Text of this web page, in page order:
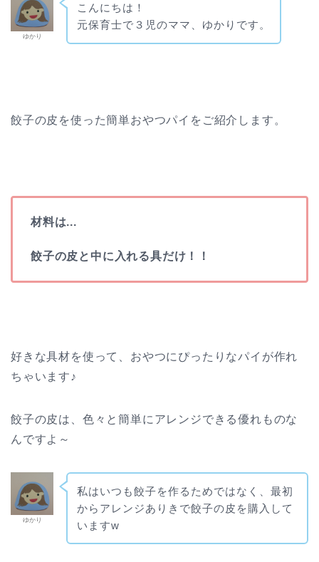
ゆかり
こんにちは！
元保育士で３児のママ、ゆかりです。
餃子の皮を使った簡単おやつパイをご紹介します。
材料は...
餃子の皮と中に入れる具だけ！！
好きな具材を使って、おやつにぴったりなパイが作れ
ちゃいます♪
餃子の皮は、色々と簡単にアレンジできる優れものな
んですよ～
ゆかり
私はいつも餃子を作るためではなく、最初
からアレンジありきで餃子の皮を購入して
いますw